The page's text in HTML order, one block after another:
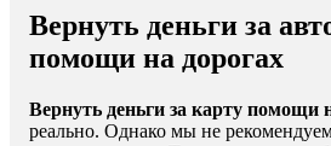
Вернуть деньги за
помощи на дорогах
Вернуть деньги за карту помощи
реально. Однако мы не